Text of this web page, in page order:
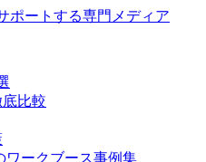
ポートする専門メディア
比較
ワークブース事例集